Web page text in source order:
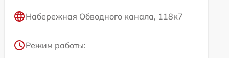
Набережная Обводного канала, 118к7
Режим работы: